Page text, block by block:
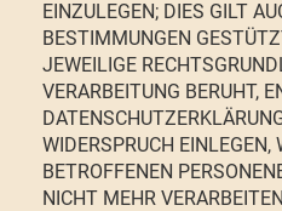
EINZULEGEN; DIES GILT
BESTIMMUNGEN
JEWEILIGE
VERARBEITUNG BERUHT,
WIDERSPRUCH EINLEGEN,
BETROFFENEN
NICHT MEHR